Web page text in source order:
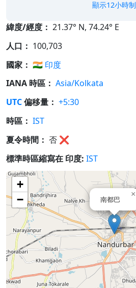
顯示12小時制
緯度/經度： 21.37° N, 74.24° E
人口： 100,703
國家： 🇮🇳 印度
IANA 時區： Asia/Kolkata
UTC偏移量： +5:30
時區： IST
夏令時間： 否 ❌
標準時區縮寫在 印度: IST
南都巴
×
+
−